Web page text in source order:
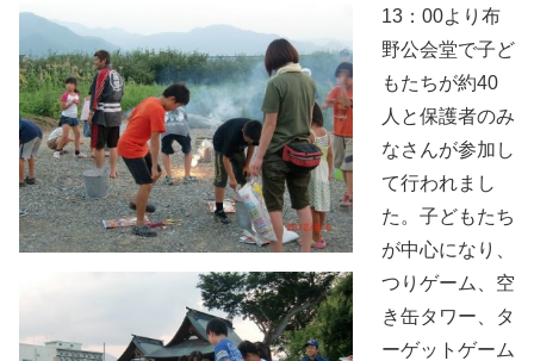
13：00より布
野公会堂で子ど
もたちが約40
人と保護者のみ
なさんが参加し
て行われまし
た。子どもたち
が中心になり、
つりゲーム、空
き缶タワー、タ
ーゲットゲーム